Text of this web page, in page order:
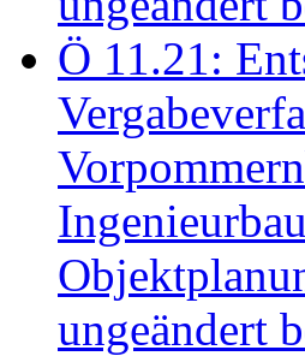
Ö 11.21:
ungeändert